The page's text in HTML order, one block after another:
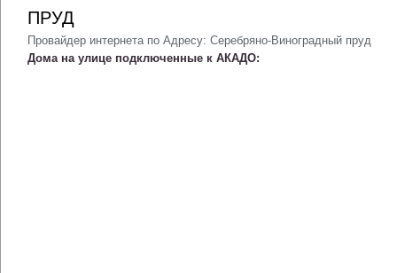
ПРУД
Провайдер интернета по Адресу: Серебряно-Виноградный пруд
Дома на улице подключенные к АКАДО: